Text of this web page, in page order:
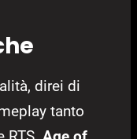
direi di
tanto